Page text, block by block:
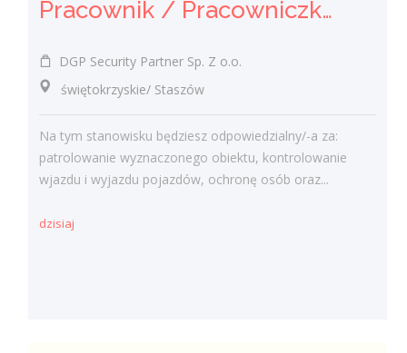
Pracownik / Pracowniczka Ochrony z Pozwoleniem na Broń
DGP Security Partner Sp. Z o.o.
świętokrzyskie/ Staszów
Na tym stanowisku będziesz odpowiedzialny/-a za:
patrolowanie wyznaczonego obiektu, kontrolowanie
wjazdu i wyjazdu pojazdów, ochronę osób oraz...
dzisiaj